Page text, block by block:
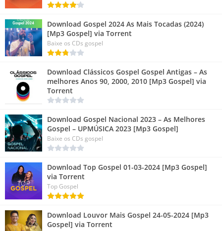
Download Gospel 2024 As Mais Tocadas (2024)
[Mp3 Gospel] via Torrent
Baixe os CDs gospel
Download Clássicos Gospel Gospel Antigas – As
melhores Anos 90, 2000, 2010 [Mp3 Gospel] via
Torrent
Download Gospel Nacional 2023 – As Melhores
Gospel – UPMÚSICA 2023 [Mp3 Gospel]
Baixe os CDs gospel
Download Top Gospel 01-03-2024 [Mp3 Gospel]
via Torrent
Top Gospel
Download Louvor Mais Gospel 24-05-2024 [Mp3
Gospel] via Torrent